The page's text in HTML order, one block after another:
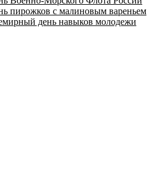
пирожков с малиновым вареньем
день навыков молодежи